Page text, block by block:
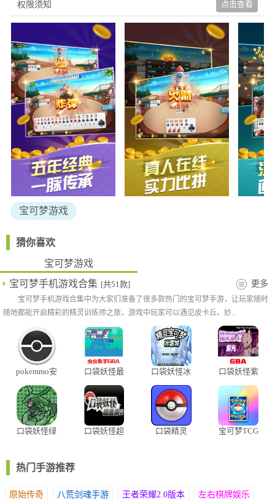
1、除传统棋牌如斗地主、麻将外，还融入创新规则和特色模式，
如限时挑战、团队竞技，丰富选择。
2、每项娱乐形式配有详细规则说明和提示功能，新参与者能快速
理解并融入，享受策略成就感。
3、对局节奏紧凑合理，时间控制适宜，便于利用零散时间参与，
体验紧张与休闲结合的独特节奏。
软件魅力
1、通过完成对局、达成目标和参与活动，可积累虚拟积分、解锁
2、该平台以丰富内容、流畅操作和友好界面，为棋牌爱好者提供
3、注重公平竞技和社交互动，无论是单人匹配还是团队协作，都
权限须知 点击查看
宝可梦游戏
猜你喜欢
宝可梦游戏
宝可梦手机游戏合集 [共51款] 更多
宝可梦手机游戏合集中为大家们准备了很多款热门的宝可梦手游，让玩家随时
随地都能开启精彩的精灵训练师之旅，游戏中玩家可以遇见皮卡丘、妙...
pokemmo安
口袋妖怪最
手指版
口袋妖怪冰
口袋妖怪紫
口袋妖怪绿
口袋妖怪超
口袋精灵
宝可梦TCG
热门手游推荐
原始传奇 八荒剑魂手游 王者荣耀2.0版本 左右棋牌娱乐